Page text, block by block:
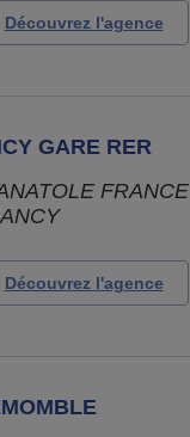
Découvrez l'agence
GARE RER
FRANCE
Découvrez l'agence